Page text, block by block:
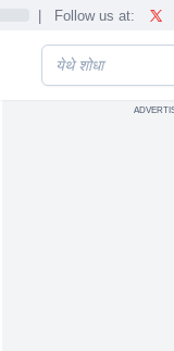
| Follow us at: